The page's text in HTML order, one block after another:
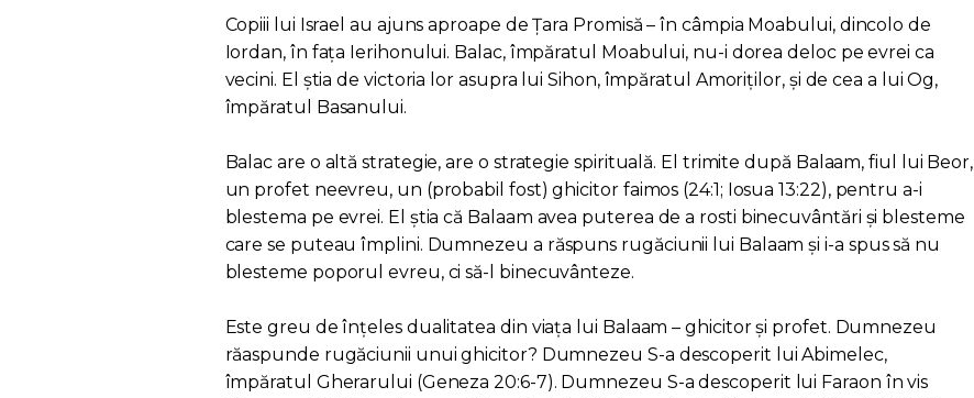
Copiii lui Israel au ajuns aproape de Țara Promisă – în câmpia Moabului, dincolo de
Iordan, în fața Ierihonului. Balac, împăratul Moabului, nu-i dorea deloc pe evrei ca
vecini. El știa de victoria lor asupra lui Sihon, împăratul Amoriților, și de cea a lui Og,
împăratul Basanului.
Balac are o altă strategie, are o strategie spirituală. El trimite după Balaam, fiul lui Beor,
un profet neevreu, un (probabil fost) ghicitor faimos (24:1; Iosua 13:22), pentru a-i
blestema pe evrei. El știa că Balaam avea puterea de a rosti binecuvântări și blesteme
care se puteau împlini. Dumnezeu a răspuns rugăciunii lui Balaam și i-a spus să nu
blesteme poporul evreu, ci să-l binecuvânteze.
Este greu de înțeles dualitatea din viața lui Balaam – ghicitor și profet. Dumnezeu
răaspunde rugăciunii unui ghicitor? Dumnezeu S-a descoperit lui Abimelec,
împăratul Gherarului (Geneza 20:6-7). Dumnezeu S-a descoperit lui Faraon în vis